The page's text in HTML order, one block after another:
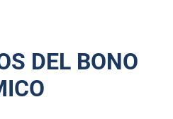
DEL BONO